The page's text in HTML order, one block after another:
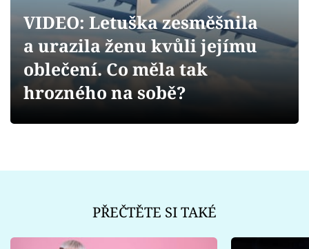
Sledujte prima+
VIDEO: Letuška zesměšnila
a urazila ženu kvůli jejímu
oblečení. Co měla tak
hrozného na sobě?
PŘEČTĚTE SI TAKÉ